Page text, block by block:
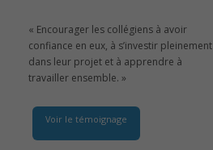
« Encourager les collégiens à avoir
confiance en eux, à s’investir pleinement
dans leur projet et à apprendre à
travailler ensemble. »
Voir le témoignage